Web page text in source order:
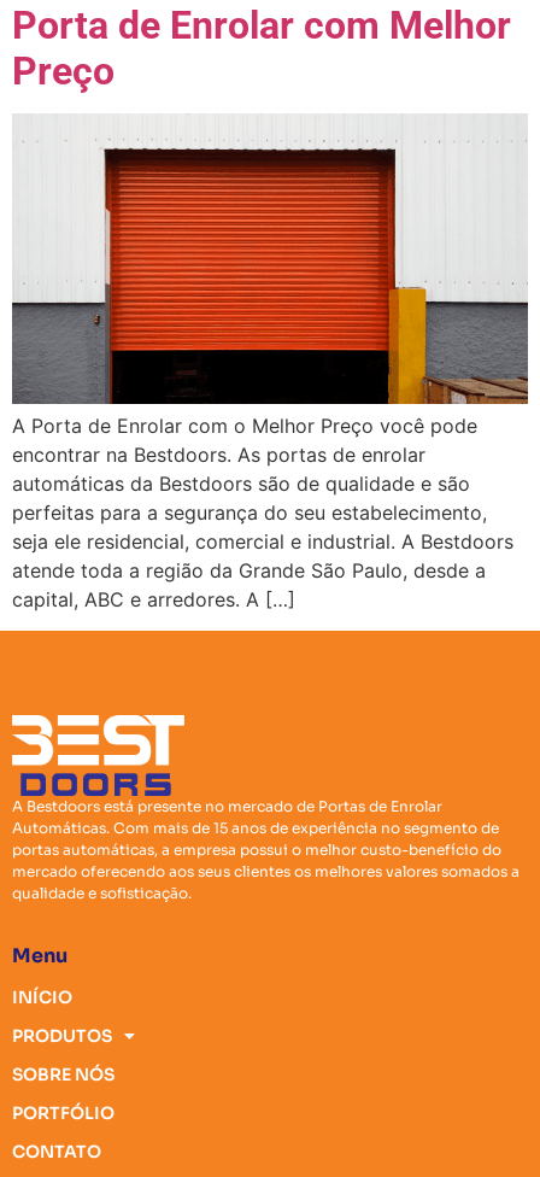
Porta de Enrolar com Melhor
Preço
A Porta de Enrolar com o Melhor Preço você pode
encontrar na Bestdoors. As portas de enrolar
automáticas da Bestdoors são de qualidade e são
perfeitas para a segurança do seu estabelecimento,
seja ele residencial, comercial e industrial. A Bestdoors
atende toda a região da Grande São Paulo, desde a
capital, ABC e arredores. A […]
A Bestdoors está presente no mercado de Portas de Enrolar
Automáticas. Com mais de 15 anos de experiência no segmento de
portas automáticas, a empresa possui o melhor custo-benefício do
mercado oferecendo aos seus clientes os melhores valores somados a
qualidade e sofisticação.
Menu
INÍCIO
PRODUTOS
SOBRE NÓS
PORTFÓLIO
CONTATO